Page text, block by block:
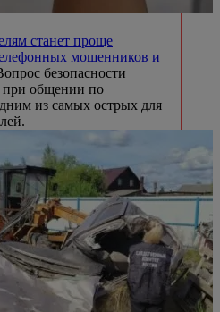
станет проще
мошенников и
безопасности
при общении по
из самых острых для